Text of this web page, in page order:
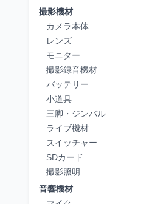
撮影機材
カメラ本体
レンズ
モニター
撮影録音機材
バッテリー
小道具
三脚・ジンバル
ライブ機材
スイッチャー
SDカード
撮影照明
音響機材